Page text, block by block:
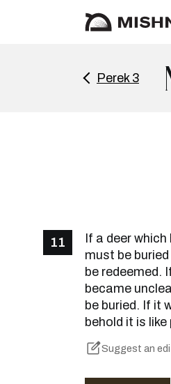
Perek 3
11
If a deer
must be
be redeemed.
became
be buried. If it
behold it is like
Suggest an